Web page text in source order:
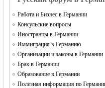
Работа и Бизнес в Германии
Консульские вопросы
Иностранцы в Германии
Иммиграция в Германию
Организации и законы в Германии
Брак в Германии
Образование в Германии
Полезная информация по